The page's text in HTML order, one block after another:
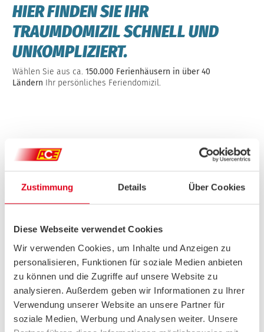
Zustimmung Details Über Cookies
Diese Webseite verwendet Cookies
Wir verwenden Cookies, um Inhalte und Anzeigen zu
personalisieren, Funktionen für soziale Medien anbieten
zu können und die Zugriffe auf unsere Website zu
analysieren. Außerdem geben wir Informationen zu Ihrer
Verwendung unserer Website an unsere Partner für
soziale Medien, Werbung und Analysen weiter. Unsere
HIER FINDEN SIE IHR
TRAUMDOMIZIL SCHNELL UND
UNKOMPLIZIERT.
Wählen Sie aus ca. 150.000 Ferienhäusern in über 40
Ländern Ihr persönliches Feriendomizil.